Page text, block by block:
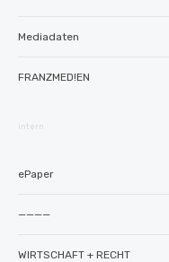
Mediadaten
FRANZMED!EN
intern
ePaper
————
WIRTSCHAFT + RECHT